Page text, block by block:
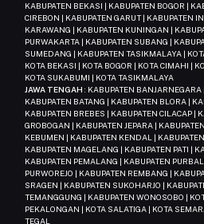
KABUPATEN BEKASI | KABUPATEN BOGOR |
CIREBON | KABUPATEN GARUT | KABUPATEN
KARAWANG | KABUPATEN KUNINGAN |
PURWAKARTA | KABUPATEN SUBANG |
SUMEDANG | KABUPATEN TASIKMALAYA |
KOTA BEKASI | KOTA BOGOR | KOTA CIMAHI |
KOTA SUKABUMI | KOTA TASIKMALAYA
JAWA TENGAH : KABUPATEN
KABUPATEN BATANG | KABUPATEN BLORA |
KABUPATEN BREBES | KABUPATEN CILACAP |
GROBOGAN | KABUPATEN JEPARA |
KEBUMEN | KABUPATEN KENDAL |
KABUPATEN MAGELANG | KABUPATEN PATI |
KABUPATEN PEMALANG | KABUPATEN
PURWOREJO | KABUPATEN REMBANG |
SRAGEN | KABUPATEN SUKOHARJO |
TEMANGGUNG | KABUPATEN WONOSOBO |
PEKALONGAN | KOTA SALATIGA | KOTA
TEGAL